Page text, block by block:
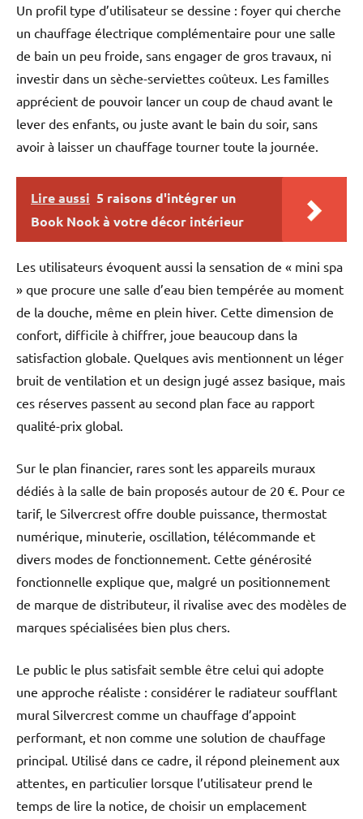
Un profil type d’utilisateur se dessine : foyer qui cherche
un chauffage électrique complémentaire pour une salle
de bain un peu froide, sans engager de gros travaux, ni
investir dans un sèche-serviettes coûteux. Les familles
apprécient de pouvoir lancer un coup de chaud avant le
lever des enfants, ou juste avant le bain du soir, sans
avoir à laisser un chauffage tourner toute la journée.
Lire aussi 5 raisons d'intégrer un
Book Nook à votre décor intérieur
Les utilisateurs évoquent aussi la sensation de « mini spa
» que procure une salle d’eau bien tempérée au moment
de la douche, même en plein hiver. Cette dimension de
confort, difficile à chiffrer, joue beaucoup dans la
satisfaction globale. Quelques avis mentionnent un léger
bruit de ventilation et un design jugé assez basique, mais
ces réserves passent au second plan face au rapport
qualité-prix global.
Sur le plan financier, rares sont les appareils muraux
dédiés à la salle de bain proposés autour de 20 €. Pour ce
tarif, le Silvercrest offre double puissance, thermostat
numérique, minuterie, oscillation, télécommande et
divers modes de fonctionnement. Cette générosité
fonctionnelle explique que, malgré un positionnement
de marque de distributeur, il rivalise avec des modèles de
marques spécialisées bien plus chers.
Le public le plus satisfait semble être celui qui adopte
une approche réaliste : considérer le radiateur soufflant
mural Silvercrest comme un chauffage d’appoint
performant, et non comme une solution de chauffage
principal. Utilisé dans ce cadre, il répond pleinement aux
attentes, en particulier lorsque l’utilisateur prend le
temps de lire la notice, de choisir un emplacement